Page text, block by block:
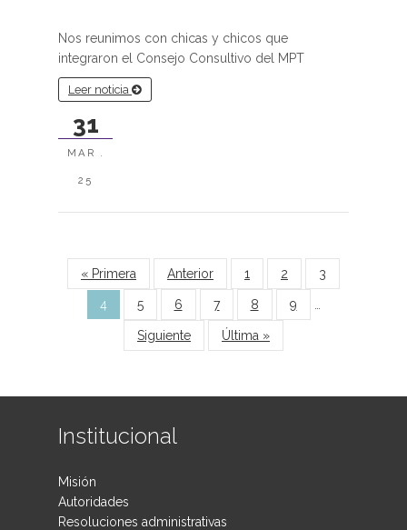
Nos reunimos con chicas y chicos que
integraron el Consejo Consultivo del MPT
Leer noticia
31
MAR .
25
Páginas
« Primera Anterior 1 2 3
4 5 6 7 8 9
Siguiente Última »
Institucional
Misión
Autoridades
Resoluciones administrativas